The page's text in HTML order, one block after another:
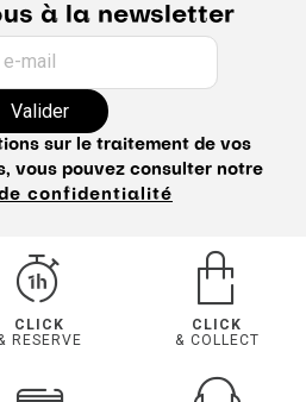
à la newsletter
mail
Valider
sur le traitement de vos
vous pouvez consulter notre
confidentialité
CLICK
RESERVE
CLICK
& COLLECT